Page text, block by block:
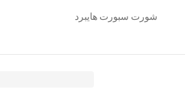
شورت سبورت هايبرد